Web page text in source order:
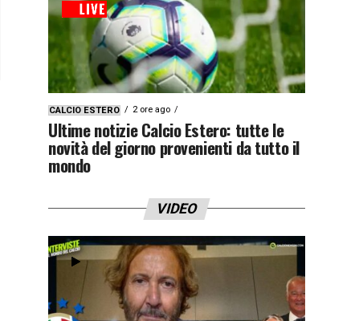
CALCIO ESTERO 2 ore ago
Ultime notizie Calcio Estero: tutte le
novità del giorno provenienti da tutto il
mondo
VIDEO